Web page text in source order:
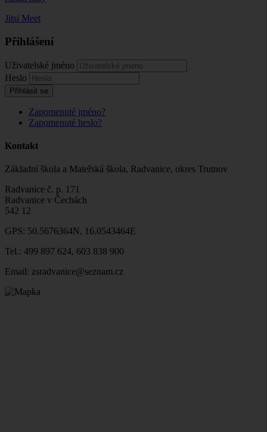
Jitsi Meet
Přihlášení
Uživatelské jméno
Heslo
Přihlásit se
Zapomenuté jméno?
Zapomenuté heslo?
Kontakt
Základní škola a Mateřská škola, Radvanice, okres Trutnov
Radvanice č. p. 171
Radvanice v Čechách
542 12
GPS: 50.5676364N, 16.0543464E
Tel.: 499 897 624, 603 838 900
Email: zsradvanice@seznam.cz